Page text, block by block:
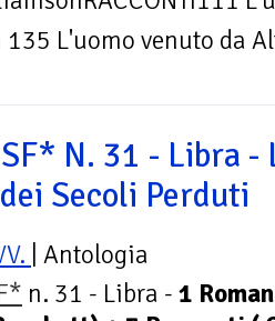
L'uomo venuto da
N. 31 - Libra -
Secoli Perduti
| Antologia
n. 31 - Libra - 1